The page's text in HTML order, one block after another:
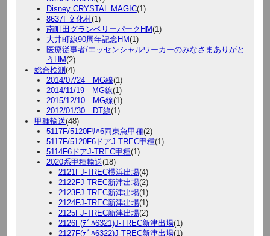
Disney CRYSTAL MAGIC(1)
8637F文化村(1)
南町田グランベリーパークHM(1)
大井町線90周年記念HM(1)
医療従事者/エッセンシャルワーカーのみなさまありがと
うHM(2)
総合検測(4)
2014/07/24 MG線(1)
2014/11/19 MG線(1)
2015/12/10 MG線(1)
2012/01/30 DT線(1)
甲種輸送(48)
5117F/5120Fｻﾊ6両東急甲種(2)
5117F/5120F6ドアJ-TREC甲種(1)
5114F6ドアJ-TREC甲種(1)
2020系甲種輸送(18)
2121FJ-TREC横浜出場(4)
2122FJ-TREC新津出場(2)
2123FJ-TREC新津出場(1)
2124FJ-TREC新津出場(1)
2125FJ-TREC新津出場(2)
2126F(ﾃﾞﾊ6321)J-TREC新津出場(1)
2127F(ﾃﾞﾊ6322)J-TREC新津出場(1)